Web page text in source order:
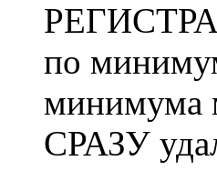
по
минимума
СРАЗУ